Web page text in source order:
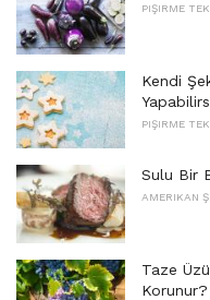
PIŞIRME
Kendi
PIŞIRME
Sulu Bir
AMERIKAN
Taze
Korunur?